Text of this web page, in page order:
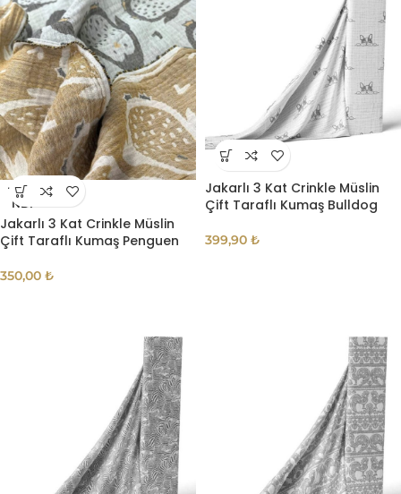
TÜKE
NDI
Jakarlı 3 Kat Crinkle Müslin
Çift Taraflı Kumaş Penguen
350,00 ₺
Jakarlı 3 Kat Crinkle Müslin
Çift Taraflı Kumaş Bulldog
399,90 ₺